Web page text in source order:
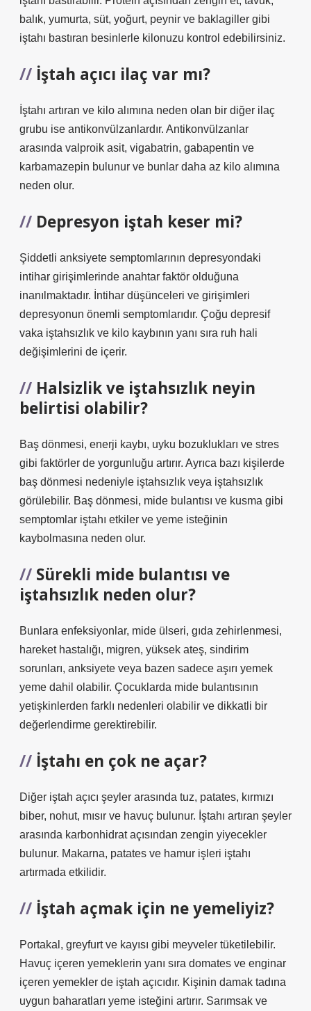
balık, yumurta, süt, yoğurt, peynir ve baklagiller gibi
iştahı bastıran besinlerle kilonuzu kontrol edebilirsiniz.
İştah açıcı ilaç var mı?
İştahı artıran ve kilo alımına neden olan bir diğer ilaç
grubu ise antikonvülzanlardır. Antikonvülzanlar
arasında valproik asit, vigabatrin, gabapentin ve
karbamazepin bulunur ve bunlar daha az kilo alımına
neden olur.
Depresyon iştah keser mi?
Şiddetli anksiyete semptomlarının depresyondaki
intihar girişimlerinde anahtar faktör olduğuna
inanılmaktadır. İntihar düşünceleri ve girişimleri
depresyonun önemli semptomlarıdır. Çoğu depresif
vaka iştahsızlık ve kilo kaybının yanı sıra ruh hali
değişimlerini de içerir.
Halsizlik ve iştahsızlık neyin
belirtisi olabilir?
Baş dönmesi, enerji kaybı, uyku bozuklukları ve stres
gibi faktörler de yorgunluğu artırır. Ayrıca bazı kişilerde
baş dönmesi nedeniyle iştahsızlık veya iştahsızlık
görülebilir. Baş dönmesi, mide bulantısı ve kusma gibi
semptomlar iştahı etkiler ve yeme isteğinin
kaybolmasına neden olur.
Sürekli mide bulantısı ve
iştahsızlık neden olur?
Bunlara enfeksiyonlar, mide ülseri, gıda zehirlenmesi,
hareket hastalığı, migren, yüksek ateş, sindirim
sorunları, anksiyete veya bazen sadece aşırı yemek
yeme dahil olabilir. Çocuklarda mide bulantısının
yetişkinlerden farklı nedenleri olabilir ve dikkatli bir
değerlendirme gerektirebilir.
İştahı en çok ne açar?
Diğer iştah açıcı şeyler arasında tuz, patates, kırmızı
biber, nohut, mısır ve havuç bulunur. İştahı artıran şeyler
arasında karbonhidrat açısından zengin yiyecekler
bulunur. Makarna, patates ve hamur işleri iştahı
artırmada etkilidir.
İştah açmak için ne yemeliyiz?
Portakal, greyfurt ve kayısı gibi meyveler tüketilebilir.
Havuç içeren yemeklerin yanı sıra domates ve enginar
içeren yemekler de iştah açıcıdır. Kişinin damak tadına
uygun baharatları yeme isteğini artırır. Sarımsak ve